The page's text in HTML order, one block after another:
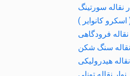
نقاله سورتینگ
اسکرو کانوایر )
نقاله فرودگاهی
نقاله سنگ شکن
نقاله هیدرولیکی